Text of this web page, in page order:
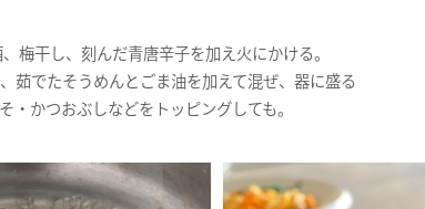
梅干し、刻んだ青唐辛子を加え火にかける。
でたそうめんとごま油を加えて混ぜ、器に盛る
かつおぶしなどをトッピングしても。